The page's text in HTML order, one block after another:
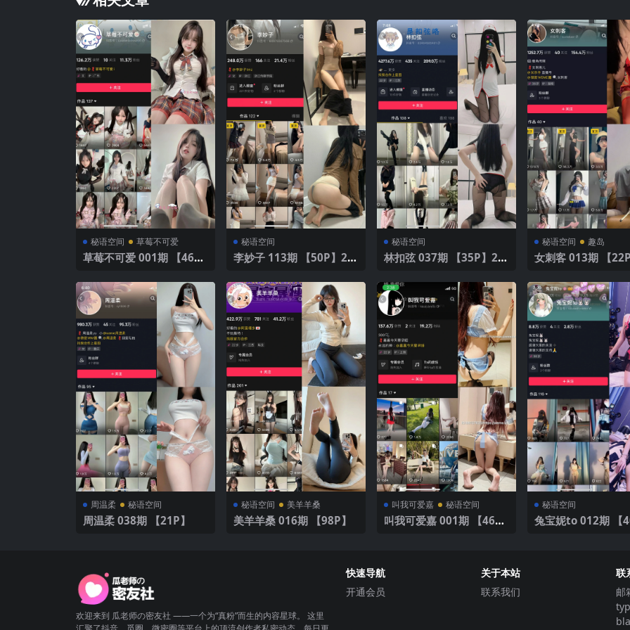
秘语空间 草莓不可爱
草莓不可爱 001期 【46P1
秘语空间
李妙子 113期 【50P】20
秘语空间
林扣弦 037期 【35P】20
秘语空间 趣岛
女刺客 013期 【
周温柔 秘语空间
周温柔 038期 【21P】
秘语空间 美羊羊桑
美羊羊桑 016期 【98P】
叫我可爱嘉 秘语空间
叫我可爱嘉 001期 【46
秘语空间
兔宝妮to 012期 【40P2
欢迎来到 瓜老师の密友社 ——一个为“真粉”而生的内容星球。 这里
快速导航
开通会员
关于本站
联系我们
联
邮